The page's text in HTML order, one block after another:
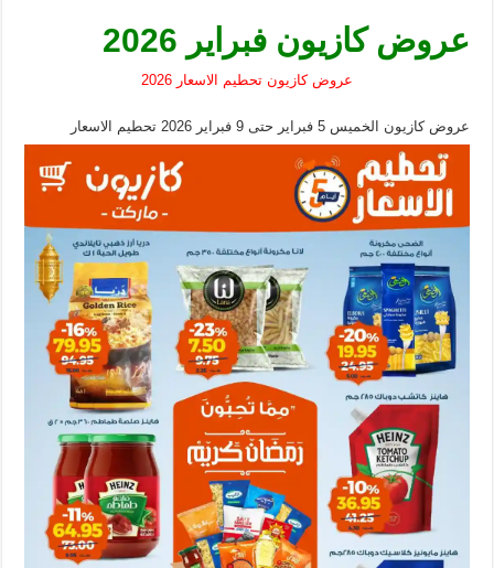
عروض كازيون فبراير 2026
عروض كازيون تحطيم الاسعار 2026
عروض كازيون الخميس 5 فبراير حتى 9 فبراير 2026 تحطيم الاسعار